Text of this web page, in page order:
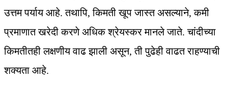
उत्तम पर्याय आहे. तथापि, किमती खूप जास्त असल्याने, कमी
प्रमाणात खरेदी करणे अधिक श्रेयस्कर मानले जाते. चांदीच्या
किमतीतही लक्षणीय वाढ झाली असून, ती पुढेही वाढत राहण्याची
शक्यता आहे.